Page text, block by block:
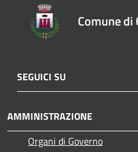
Comune di
SEGUICI SU
AMMINISTRAZIONE
Organi di Governo